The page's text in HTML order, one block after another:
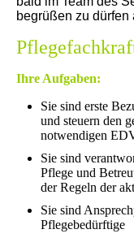
begrüßen zu dürfen
Ihre Aufgaben:
Sie sind erste
und steuern den
notwendigen
Sie sind
Pflege und
der Regeln der
Sie sind
Pflegebedürftige